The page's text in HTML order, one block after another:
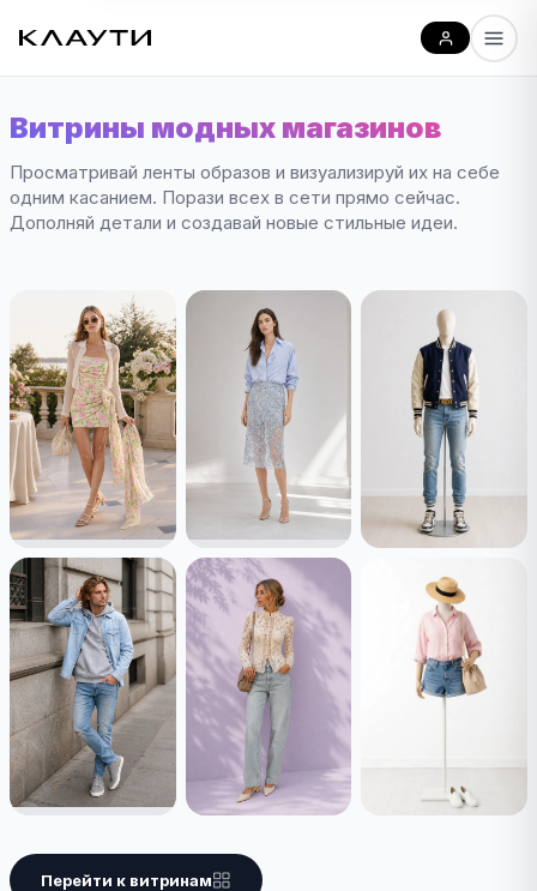
Витрины модных магазинов
Просматривай ленты образов и визуализируй их на себе
одним касанием. Порази всех в сети прямо сейчас.
Дополняй детали и создавай новые стильные идеи.
Перейти к витринам